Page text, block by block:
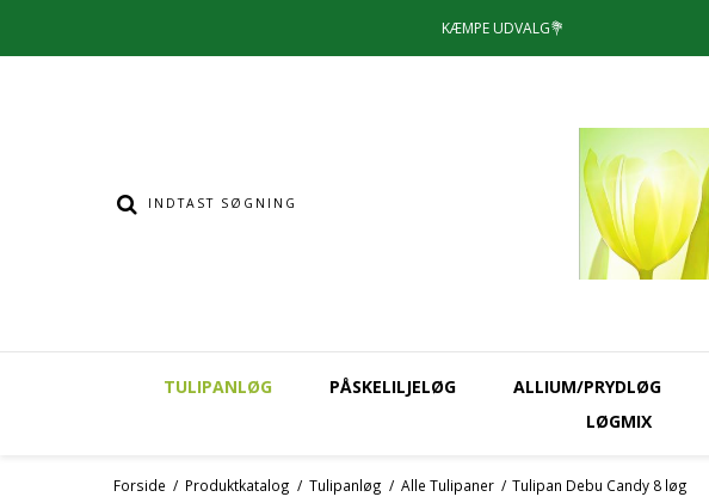
KÆMPE UDVALG💐
TULIPANLØG PÅSKELILJELØG ALLIUM/PRYDLØG
LØGMIX
Forside / Produktkatalog / Tulipanløg / Alle Tulipaner / Tulipan Debu Candy 8 løg